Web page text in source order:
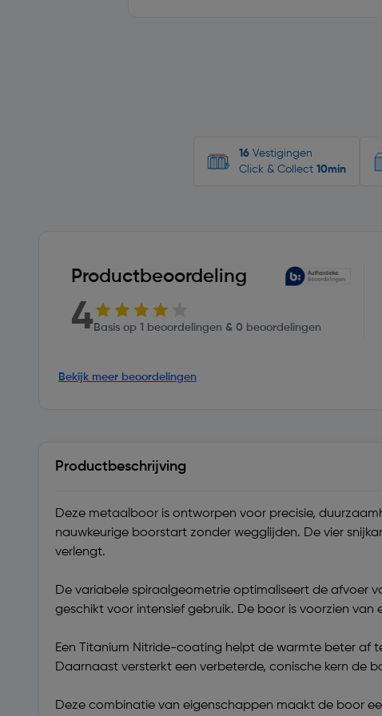
16 Vestigingen
Click & Collect 10min
Productbeoordeling
4 Basis op 1 beoordelingen & 0 beoordelingen
Bekijk meer beoordelingen
Productbeschrijving
Deze metaalboor is ontworpen voor precisie,
nauwkeurige boorstart zonder wegglijden. De vier
verlengt.
De variabele spiraalgeometrie optimaliseert de afvoer
geschikt voor intensief gebruik. De boor is voorzien
Een Titanium Nitride-coating helpt de warmte beter af
Daarnaast versterkt een verbeterde, conische kern de
Deze combinatie van eigenschappen maakt de boor